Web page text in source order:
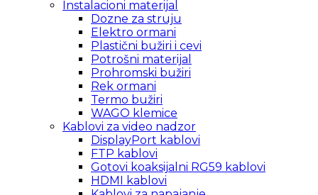
Instalacioni materijal
Dozne za struju
Elektro ormani
Plastični bužiri i cevi
Potrošni materijal
Prohromski bužiri
Rek ormani
Termo bužiri
WAGO klemice
Kablovi za video nadzor
DisplayPort kablovi
FTP kablovi
Gotovi koaksijalni RG59 kablovi
HDMI kablovi